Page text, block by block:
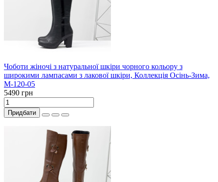
Чоботи жіночі з натуральної шкіри чорного кольору з
широкими лампасами з лакової шкіри, Коллекція Осінь-Зима,
М-120-05
5490 грн
Придбати